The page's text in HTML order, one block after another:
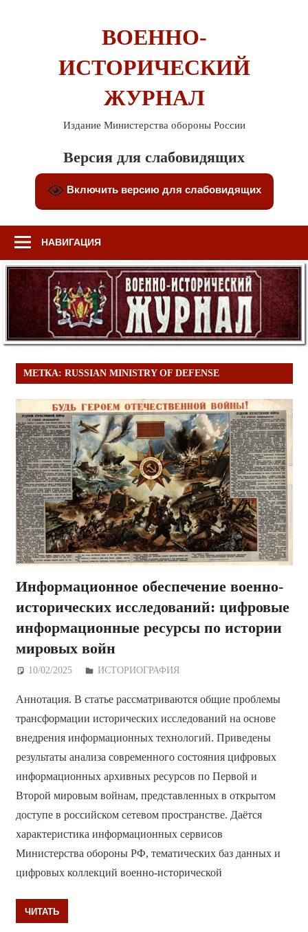
ВОЕННО-
ИСТОРИЧЕСКИЙ
ЖУРНАЛ
Издание Министерства обороны России
Версия для слабовидящих
Включить версию для слабовидящих
НАВИГАЦИЯ
МЕТКА: RUSSIAN MINISTRY OF DEFENSE
Информационное обеспечение военно-
исторических исследований: цифровые
информационные ресурсы по истории
мировых войн
10/02/2025 Дежурный по Редакции
ИСТОРИОГРАФИЯ
Аннотация. В статье рассматриваются общие проблемы
трансформации исторических исследований на основе
внедрения информационных технологий. Приведены
результаты анализа современного состояния цифровых
информационных архивных ресурсов по Первой и
Второй мировым войнам, представленных в открытом
доступе в российском сетевом пространстве. Даётся
характеристика информационных сервисов
Министерства обороны РФ, тематических баз данных и
цифровых коллекций военно-исторической
ЧИТАТЬ